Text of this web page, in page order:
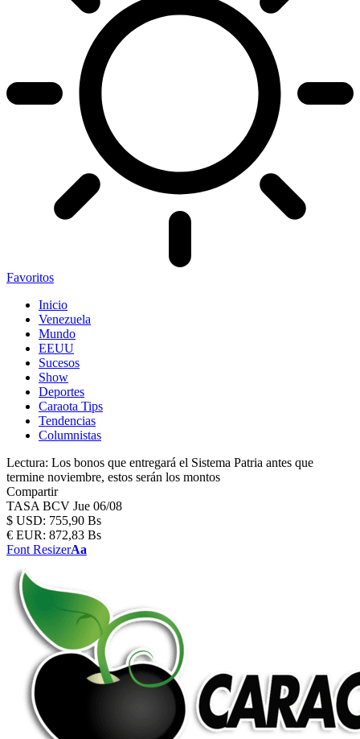
Favoritos
Inicio
Venezuela
Mundo
EEUU
Sucesos
Show
Deportes
Caraota Tips
Tendencias
Columnistas
Lectura: Los bonos que entregará el Sistema Patria antes que
termine noviembre, estos serán los montos
Compartir
TASA BCV Jue 06/08
$ USD: 755,90 Bs
€ EUR: 872,83 Bs
Font ResizerAa